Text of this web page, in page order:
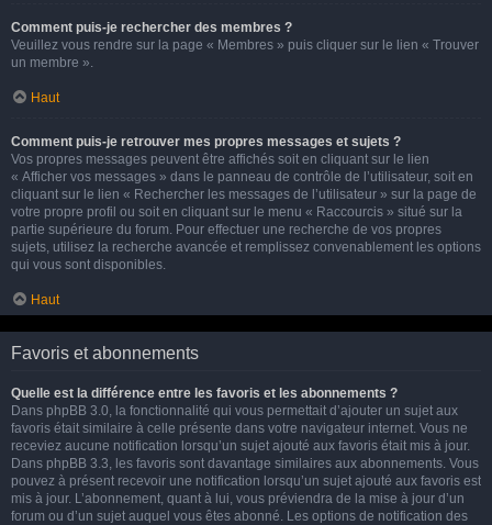
Comment puis-je rechercher des membres ?
Veuillez vous rendre sur la page « Membres » puis cliquer sur le lien « Trouver
un membre ».
Haut
Comment puis-je retrouver mes propres messages et sujets ?
Vos propres messages peuvent être affichés soit en cliquant sur le lien
« Afficher vos messages » dans le panneau de contrôle de l’utilisateur, soit en
cliquant sur le lien « Rechercher les messages de l’utilisateur » sur la page de
votre propre profil ou soit en cliquant sur le menu « Raccourcis » situé sur la
partie supérieure du forum. Pour effectuer une recherche de vos propres
sujets, utilisez la recherche avancée et remplissez convenablement les options
qui vous sont disponibles.
Haut
Favoris et abonnements
Quelle est la différence entre les favoris et les abonnements ?
Dans phpBB 3.0, la fonctionnalité qui vous permettait d’ajouter un sujet aux
favoris était similaire à celle présente dans votre navigateur internet. Vous ne
receviez aucune notification lorsqu’un sujet ajouté aux favoris était mis à jour.
Dans phpBB 3.3, les favoris sont davantage similaires aux abonnements. Vous
pouvez à présent recevoir une notification lorsqu’un sujet ajouté aux favoris est
mis à jour. L’abonnement, quant à lui, vous préviendra de la mise à jour d’un
forum ou d’un sujet auquel vous êtes abonné. Les options de notification des